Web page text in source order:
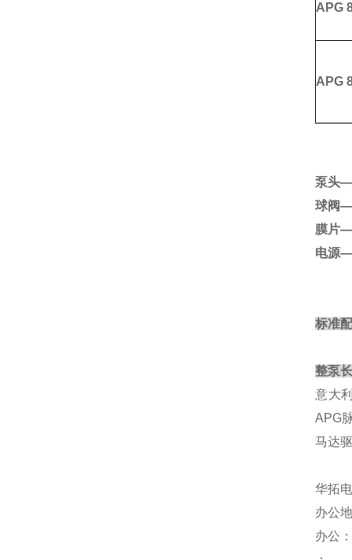
APG
APG
泵头
球阀—
膜片—
电源—
标准
整泵
意大
APG
马达
华拓
办公
办公：